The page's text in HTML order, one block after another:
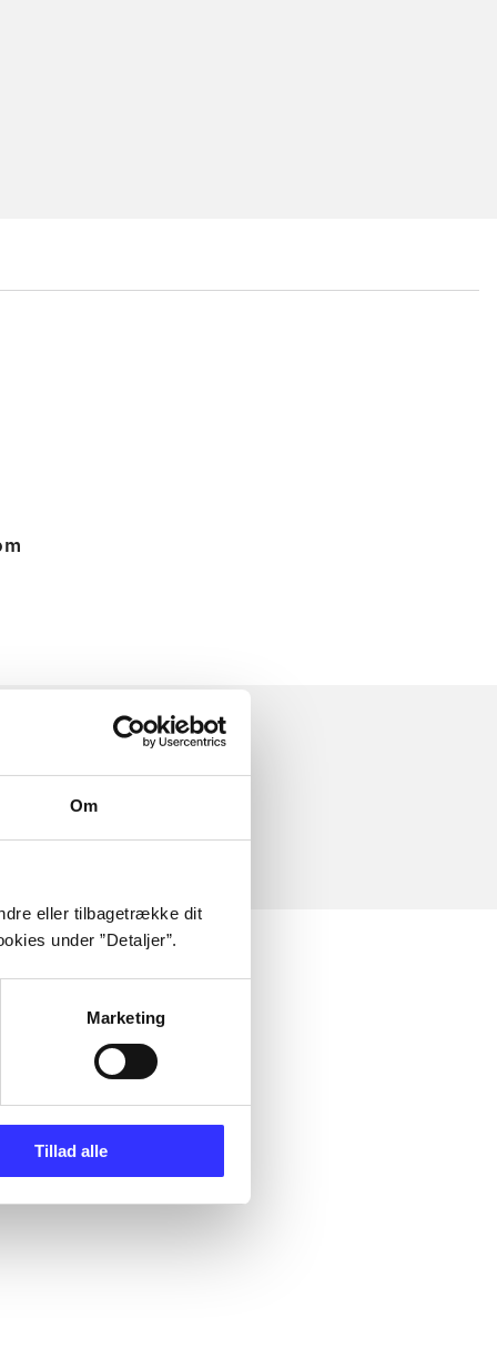
Om
eller tilbagetrække dit
under ”Detaljer”.
Marketing
Tillad alle